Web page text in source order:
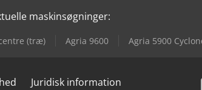
maskinsøgninger:
(træ) Agria 9600 Agria 5900
Juridisk information